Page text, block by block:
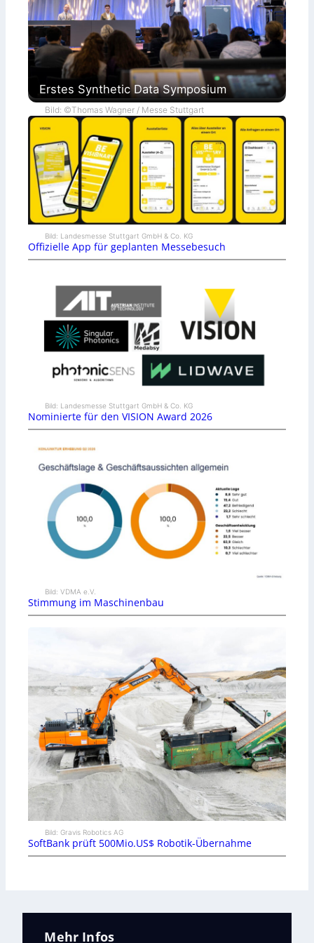
Erstes Synthetic Data Symposium
Bild: ©Thomas Wagner / Messe Stuttgart
Bild: Landesmesse Stuttgart GmbH & Co. KG
Offizielle App für geplanten Messebesuch
Bild: Landesmesse Stuttgart GmbH & Co. KG
Nominierte für den VISION Award 2026
Bild: VDMA e.V.
Stimmung im Maschinenbau
Bild: Gravis Robotics AG
SoftBank prüft 500Mio.US$ Robotik-Übernahme
Mehr Infos